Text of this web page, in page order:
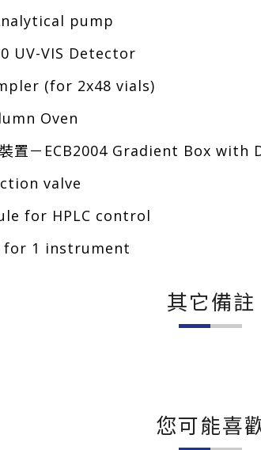
pump
UV-VIS Detector
(for 2x48 vials)
Oven
裝置－ECB2004 Gradient Box with
valve
for HPLC control
for 1 instrument
其它備註
您可能喜